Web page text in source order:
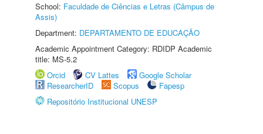
School: Faculdade de Ciências e Letras (Câmpus de
Assis)
Department: DEPARTAMENTO DE EDUCAÇÃO
Academic Appointment Category: RDIDP Academic
title: MS-5.2
Orcid
CV Lattes
Google Scholar
ResearcherID
Scopus
Fapesp
Repositório Institucional UNESP